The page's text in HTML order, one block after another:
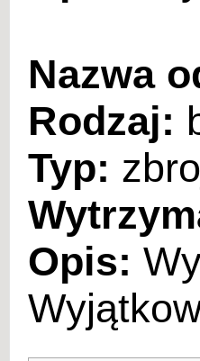
Nazwa
Rodzaj:
Typ:
Opis: